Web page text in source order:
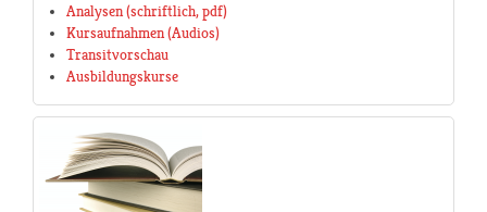
Analysen (schriftlich, pdf)
Kursaufnahmen (Audios)
Transitvorschau
Ausbildungskurse